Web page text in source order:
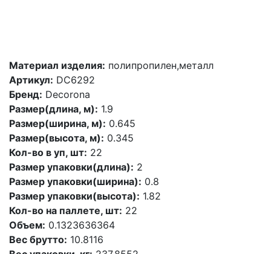
Материал изделия: полипропилен,металл
Артикул: DC6292
Бренд: Decorona
Размер(длина, м): 1.9
Размер(ширина, м): 0.645
Размер(высота, м): 0.345
Кол-во в уп, шт: 22
Размер упаковки(длина): 2
Размер упаковки(ширина): 0.8
Размер упаковки(высота): 1.82
Кол-во на паллете, шт: 22
Объем: 0.1323636364
Вес брутто: 10.8116